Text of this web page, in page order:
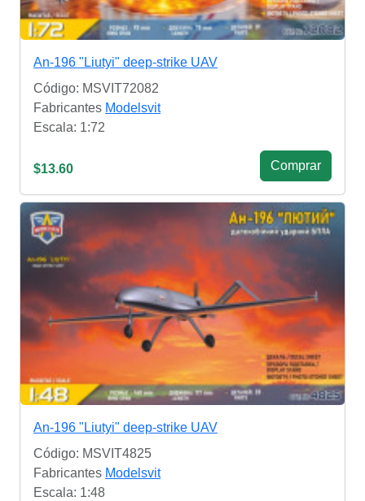
An-196 "Liutyi" deep-strike UAV
Código: MSVIT72082
Fabricantes Modelsvit
Escala: 1:72
$13.60 Сomprar
An-196 "Liutyi" deep-strike UAV
Código: MSVIT4825
Fabricantes Modelsvit
Escala: 1:48